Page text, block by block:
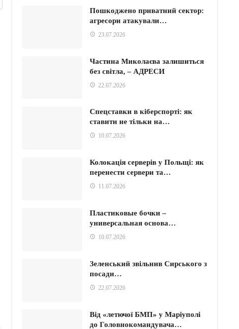
Пошкоджено приватний сектор:
агресори атакували…
23.07.2026
Частина Миколаєва залишиться
без світла, – АДРЕСИ
22.07.2026
Спецставки в кіберспорті: як
ставити не тільки на…
10.07.2026
Колокація серверів у Польщі: як
перенести сервери та…
11.07.2026
Пластиковые бочки –
универсальная основа…
10.07.2026
Зеленський звільнив Сирського з
посади…
22.07.2026
Від «летючої БМП» у Маріуполі
до Головнокомандувача…